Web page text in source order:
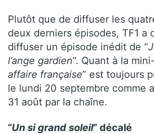
Plutôt que de diffuser les
deux derniers épisodes, TF1 a
diffuser un épisode inédit de “
l’ange gardien“. Quant à la
affaire française” est toujours
le lundi 20 septembre comme
31 août par la chaîne.
“Un si grand soleil” décalé